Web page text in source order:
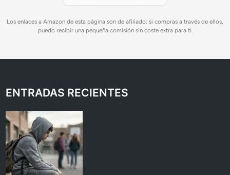
Los enlaces a Amazon de esta página son de afiliado: si compras a través de ellos,
puedo recibir una pequeña comisión sin coste extra para ti.
ENTRADAS RECIENTES